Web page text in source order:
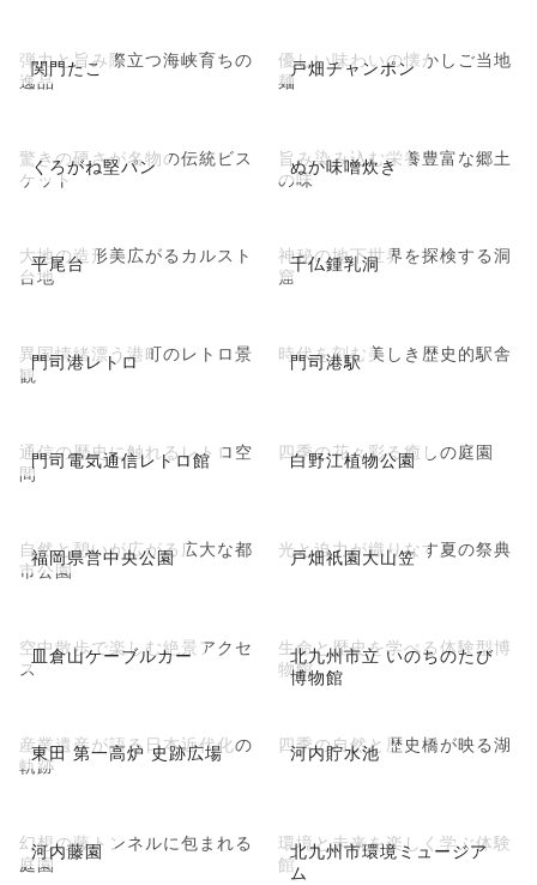
関門たこ
弾力と旨み際立つ海峡育ちの
逸品
戸畑チャンポン
優しい味わいの懐かしご当地
麺
くろがね堅パン
驚きの硬さが名物の伝統ビス
ケット
ぬか味噌炊き
旨み染み込む栄養豊富な郷土
の味
平尾台
大地の造形美広がるカルスト
台地
千仏鍾乳洞
神秘の地下世界を探検する洞
窟
門司港レトロ
異国情緒漂う港町のレトロ景
観
門司港駅
時代を刻む美しき歴史的駅舎
門司電気通信レトロ館
通信の歴史に触れるレトロ空
間
白野江植物公園
四季の花々彩る癒しの庭園
福岡県営中央公園
自然と憩いが広がる広大な都
市公園
戸畑祇園大山笠
光と迫力が織りなす夏の祭典
皿倉山ケーブルカー
空中散歩で楽しむ絶景アクセ
ス
北九州市立 いのちのたび
博物館
生命と歴史を学べる体験型博
物館
東田 第一高炉 史跡広場
産業遺産が語る日本近代化の
軌跡
河内貯水池
四季の自然と歴史橋が映る湖
河内藤園
幻想の藤トンネルに包まれる
庭園
北九州市環境ミュージア
ム
環境と未来を楽しく学ぶ体験
館